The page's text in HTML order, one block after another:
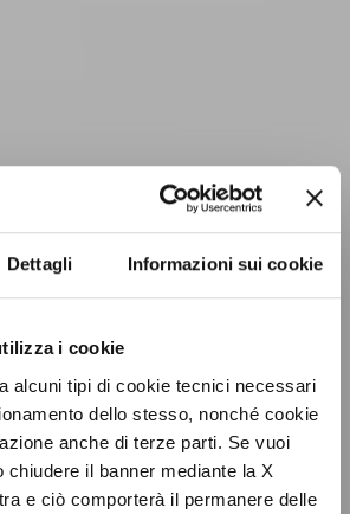
Dettagli Informazioni sui cookie
i cookie
alcuni tipi di cookie tecnici necessari
dello stesso, nonché cookie
anche di terze parti. Se vuoi
chiudere il banner mediante la X
e ciò comporterà il permanere delle